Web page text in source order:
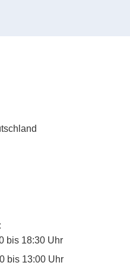
bis 18:30 Uhr
bis 13:00 Uhr